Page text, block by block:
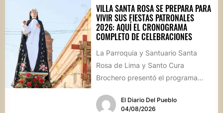
VILLA SANTA ROSA SE PREPARA PARA
VIVIR SUS FIESTAS PATRONALES
2026: AQUÍ EL CRONOGRAMA
COMPLETO DE CELEBRACIONES
La Parroquia y Santuario Santa
Rosa de Lima y Santo Cura
Brochero presentó el programa
El Diario Del Pueblo
04/08/2026